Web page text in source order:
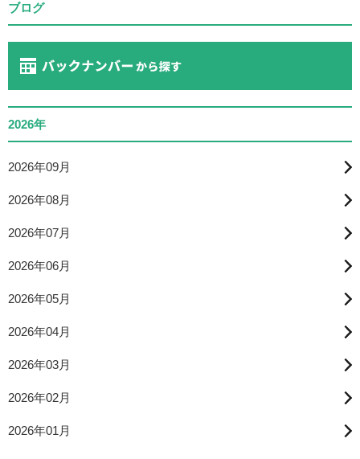
ブログ
2026年
2026年09月
2026年08月
2026年07月
2026年06月
2026年05月
2026年04月
2026年03月
2026年02月
2026年01月